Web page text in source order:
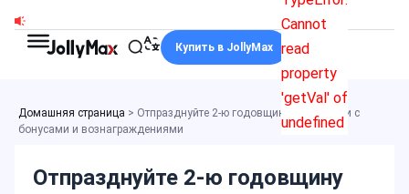
содержимому
Cannot
read
property
'getVal' of
undefined
Купить в JollyMax
Домашняя страница > Отпразднуйте 2-ю годовщину мега-акции с
бонусами и вознаграждениями
Отпразднуйте 2-ю годовщину